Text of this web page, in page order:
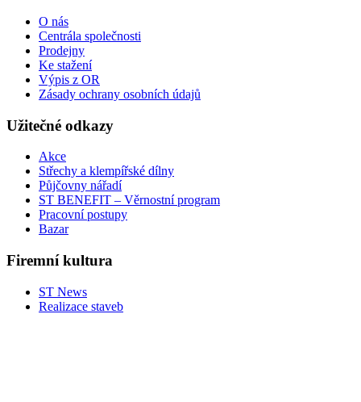
O nás
Centrála společnosti
Prodejny
Ke stažení
Výpis z OR
Zásady ochrany osobních údajů
Užitečné odkazy
Akce
Střechy a klempířské dílny
Půjčovny nářadí
ST BENEFIT – Věrnostní program
Pracovní postupy
Bazar
Firemní kultura
ST News
Realizace staveb